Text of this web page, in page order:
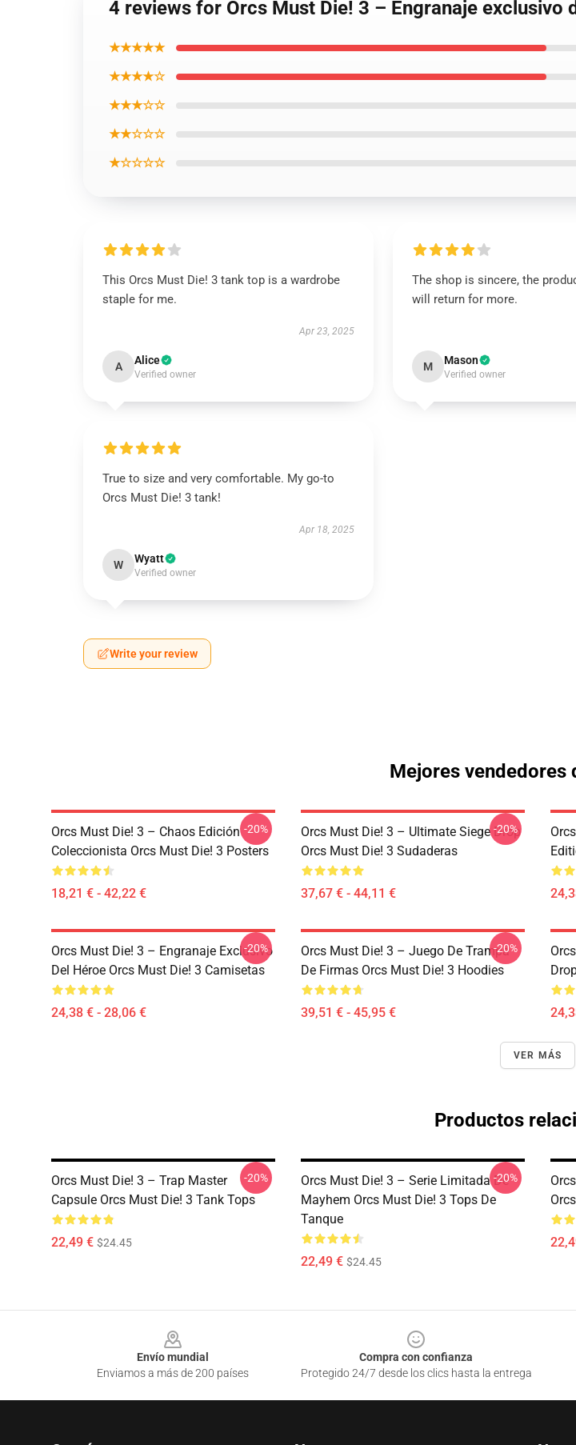
4 reviews for Orcs Must Die! 3 – Engranaje exclusivo
★★★★★
★★★★☆
★★★☆☆
★★☆☆☆
★☆☆☆☆
This Orcs Must Die! 3 tank top is a wardrobe
staple for me.
Apr 23, 2025
A Alice
Verified owner
The shop is sincere, the
will return for more.
M Mason
Verified owner
True to size and very comfortable. My go-to
Orcs Must Die! 3 tank!
Apr 18, 2025
W Wyatt
Verified owner
Write your review
Mejores vendedores
Orcs Must Die! 3 – Chaos Edición
Coleccionista Orcs Must Die! 3 Posters
18,21 € - 42,22 €
-20%
Orcs Must Die! 3 – Ultimate Siege Drop
Orcs Must Die! 3 Sudaderas
37,67 € - 44,11 €
-20%
Orcs Must Die! 3 – Engranaje Exclusivo
Del Héroe Orcs Must Die! 3 Camisetas
24,38 € - 28,06 €
-20%
Orcs Must Die! 3 – Juego De Trampa
De Firmas Orcs Must Die! 3 Hoodies
39,51 € - 45,95 €
-20%
VER MÁS
Productos
Orcs Must Die! 3 – Trap Master
Capsule Orcs Must Die! 3 Tank Tops
22,49 € $24.45
-20%
Orcs Must Die! 3 – Serie Limitada De
Mayhem Orcs Must Die! 3 Tops De
Tanque
22,49 € $24.45
-20%
Envío mundial
Enviamos a más de 200 países
Compra con confianza
Protegido 24/7 desde los clics hasta la entrega